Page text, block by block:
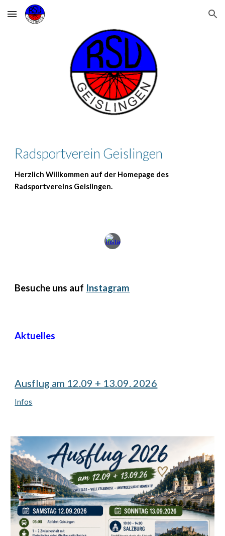
Skip to main content Skip to navigation
Radsportverein Geislingen
Herzlich Willkommen auf der Homepage des
Radsportvereins Geislingen.
Besuche uns auf Instagram
Aktuelles
Ausflug am 12.09 + 13.09. 2026
Infos